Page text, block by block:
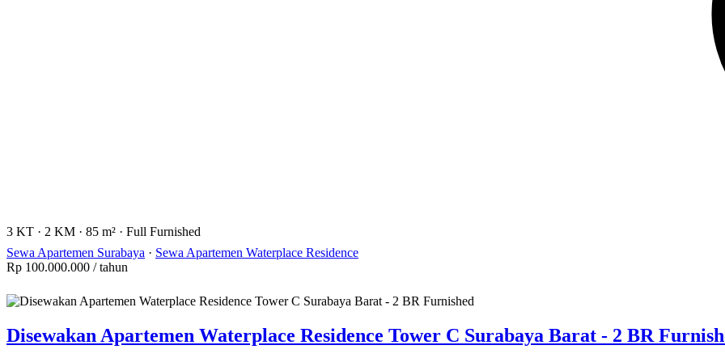
3 KT · 2 KM · 85 m² · Full Furnished
Sewa Apartemen Surabaya · Sewa Apartemen Waterplace Residence
Rp 100.000.000 / tahun
Disewakan Apartemen Waterplace Residence Tower C Surabaya Barat - 2 BR